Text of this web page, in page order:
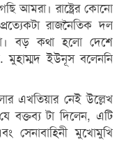
আমরা। রাষ্ট্রের কোনো
রাজনৈতিক দল
বড় কথা হলো দেশে
ইউনূস বলেননি
এখতিয়ার নেই উল্লেখ
বক্তব্য টা দিলেন, এটি
সেনাবাহিনী মুখোমুখি